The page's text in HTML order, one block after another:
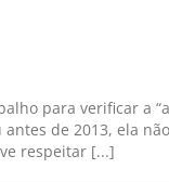
para verificar a
de 2013, ela
respeitar [...]